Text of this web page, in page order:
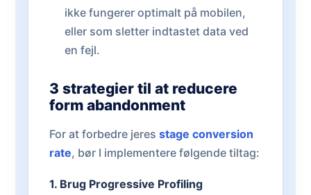
ikke fungerer optimalt på mobilen,
eller som sletter indtastet data ved
en fejl.
3 strategier til at reducere
form abandonment
For at forbedre jeres stage conversion
rate, bør I implementere følgende tiltag:
1. Brug Progressive Profiling